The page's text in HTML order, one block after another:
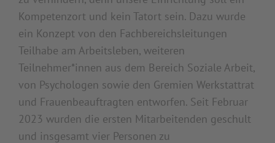
Kompetenzort und kein Tatort sein. Dazu wurde
ein Konzept von den Fachbereichsleitungen
Teilhabe am Arbeitsleben, weiteren
Teilnehmer*innen aus dem Bereich Soziale Arbeit,
von Psychologen sowie den Gremien Werkstattrat
und Frauenbeauftragten entworfen. Seit Februar
2023 wurden die ersten Mitarbeitenden geschult
und insgesamt vier Personen zu